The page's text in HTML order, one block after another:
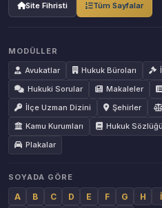
Site Fihristi Tüm Sayfalar
MODÜLLER
Avukatlar
Hukuk Büroları
Hukuki Sorular
Makaleler
İlçe Uzman Dizini
Şehirler
Kamu Kurumları
Hukuk Sözlüğü
Plakalar
SOYADA GÖRE
A B C D E F G H İ